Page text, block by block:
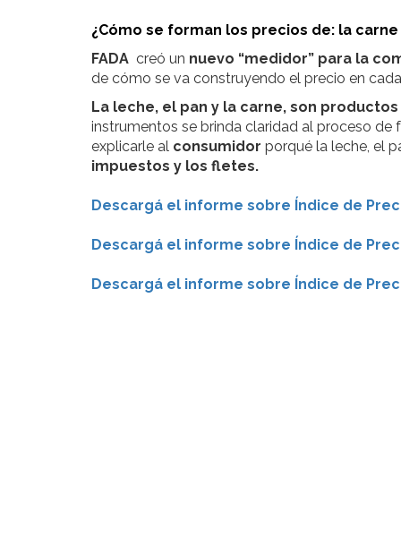
¿Cómo se forman los precios de: la
FADA creó un nuevo “medidor” para la
de cómo se va construyendo el precio en
La leche, el pan y la carne, son
instrumentos se brinda claridad al proceso
explicarle al consumidor porqué la leche, el
impuestos y los fletes.
Descargá el informe sobre Índice de
Descargá el informe sobre Índice de
Descargá el informe sobre Índice de